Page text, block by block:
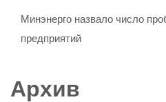
Минэнерго назвало число
предприятий
Архив